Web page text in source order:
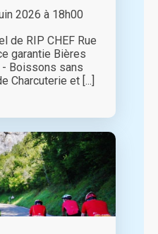
2026 à 18h00
de RIP CHEF Rue
garantie Bières
Boissons sans
Charcuterie et [...]